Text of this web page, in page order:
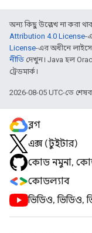
অন্য কিছু উল্লেখ না করা
Attribution 4.0 License-
License-এর অধীনে
নীতি দেখুন। Java হল
ট্রেডমার্ক।
2026-08-05 UTC-তে
ব্লগ
এক্স (টুইটার)
কোড নমুনা,
কোডল্যাব
ভিডিও, ভিডিও,